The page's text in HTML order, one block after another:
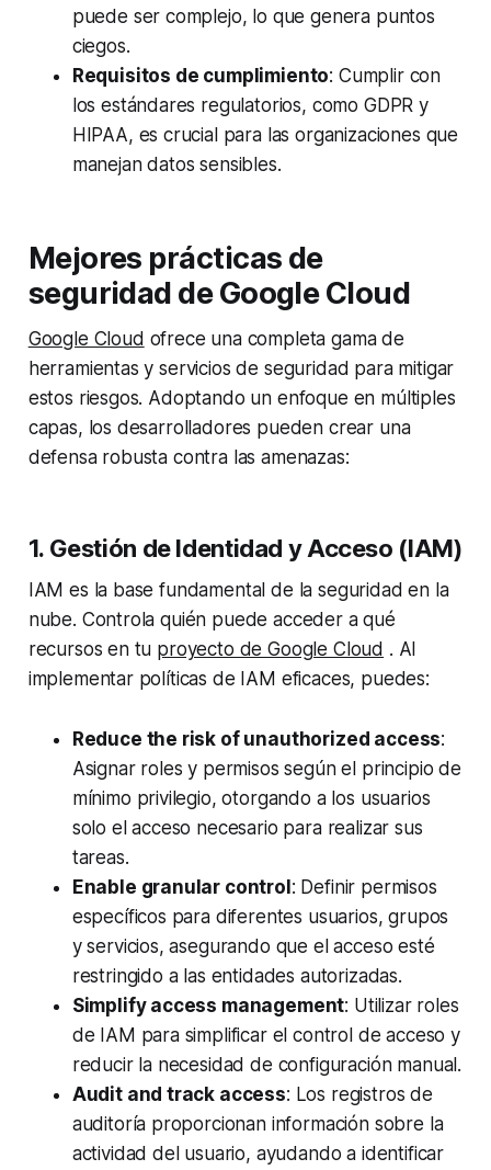
puede ser complejo, lo que genera puntos
ciegos.
Requisitos de cumplimiento: Cumplir con
los estándares regulatorios, como GDPR y
HIPAA, es crucial para las organizaciones que
manejan datos sensibles.
Mejores prácticas de
seguridad de Google Cloud
Google Cloud ofrece una completa gama de
herramientas y servicios de seguridad para mitigar
estos riesgos. Adoptando un enfoque en múltiples
capas, los desarrolladores pueden crear una
defensa robusta contra las amenazas:
1. Gestión de Identidad y Acceso (IAM)
IAM es la base fundamental de la seguridad en la
nube. Controla quién puede acceder a qué
recursos en tu proyecto de Google Cloud . Al
implementar políticas de IAM eficaces, puedes:
Reduce the risk of unauthorized access:
Asignar roles y permisos según el principio de
mínimo privilegio, otorgando a los usuarios
solo el acceso necesario para realizar sus
tareas.
Enable granular control : Definir permisos
específicos para diferentes usuarios, grupos
y servicios, asegurando que el acceso esté
restringido a las entidades autorizadas.
Simplify access management: Utilizar roles
de IAM para simplificar el control de acceso y
reducir la necesidad de configuración manual.
Audit and track access: Los registros de
auditoría proporcionan información sobre la
actividad del usuario, ayudando a identificar